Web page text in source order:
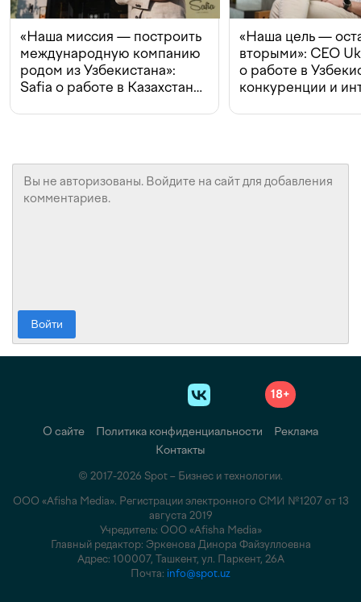
«Наша миссия — построить
международную компанию
родом из Узбекистана»:
Safia о работе в Казахстане,
«Наша цель —
вторыми»: CEO
о работе в
конкуренции и
Войти
Подпишитесь на наш Telegram
18+
О сайте Политика конфиденциальности
Реклама
Контакты
© 2017-2026 Spot – Бизнес и технологии.
ООО «Afisha Media». Регистрации электронного СМИ №1207 от 13
августа 2019
Учредитель: ООО «Afisha Media»
Главный редактор: Эркенова Динора Файзуллоевна
Адрес: 100007, Ташкент, ул. Паркент, 26А
Почта: info@spot.uz